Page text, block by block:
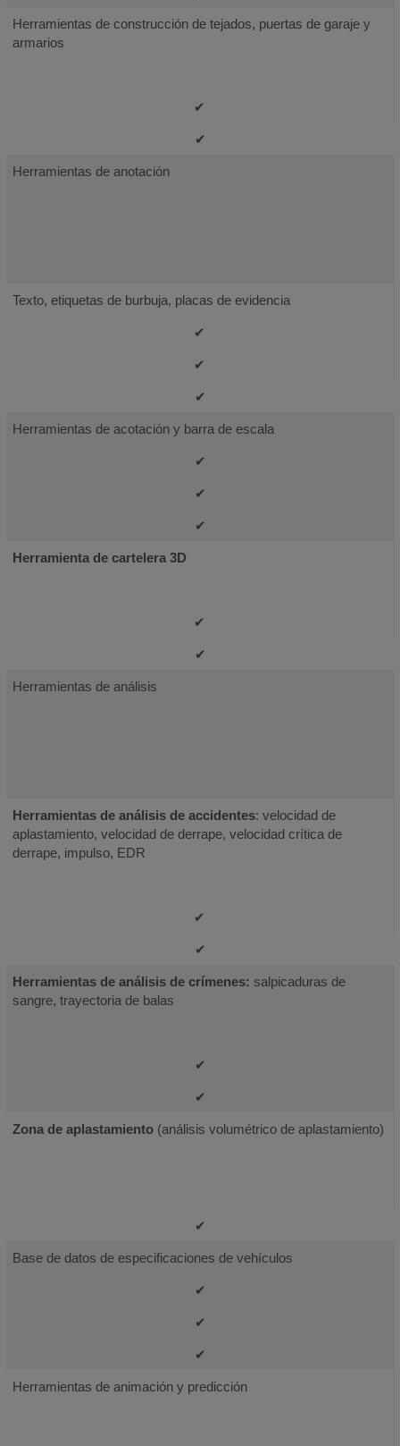
Herramientas de construcción de tejados, puertas de garaje y
armarios
✔
✔
Herramientas de anotación
Texto, etiquetas de burbuja, placas de evidencia
✔
✔
✔
Herramientas de acotación y barra de escala
✔
✔
✔
Herramienta de cartelera 3D
✔
✔
Herramientas de análisis
Herramientas de análisis de accidentes: velocidad de
aplastamiento, velocidad de derrape, velocidad crítica de
derrape, impulso, EDR
✔
✔
Herramientas de análisis de crímenes: salpicaduras de
sangre, trayectoria de balas
✔
✔
Zona de aplastamiento (análisis volumétrico de aplastamiento)
✔
Base de datos de especificaciones de vehículos
✔
✔
✔
Herramientas de animación y predicción